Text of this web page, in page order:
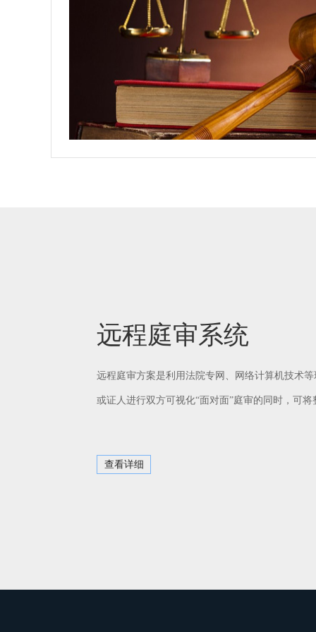
远程庭审系统
远程庭审方案是利用法院专网、网络计算机技术
或证人进行双方可视化“面对面”庭审的同时，可
查看详细